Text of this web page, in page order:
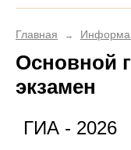
Главная →
Основной
экзамен
ГИА - 2026